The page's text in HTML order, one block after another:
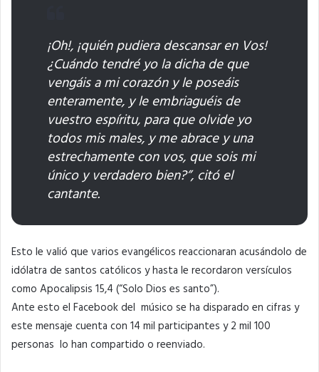
¡Oh!, ¡quién pudiera descansar en Vos!
¿Cuándo tendré yo la dicha de que
vengáis a mi corazón y le poseáis
enteramente, y le embriaguéis de
vuestro espíritu, para que olvide yo
todos mis males, y me abrace y una
estrechamente con vos, que sois mi
único y verdadero bien?”, citó el
cantante.
Esto le valió que varios evangélicos reaccionaran acusándolo de
idólatra de santos católicos y hasta le recordaron versículos
como Apocalipsis 15,4 (“Solo Dios es santo”).
Ante esto el Facebook del músico se ha disparado en cifras y
este mensaje cuenta con 14 mil participantes y 2 mil 100
personas lo han compartido o reenviado.